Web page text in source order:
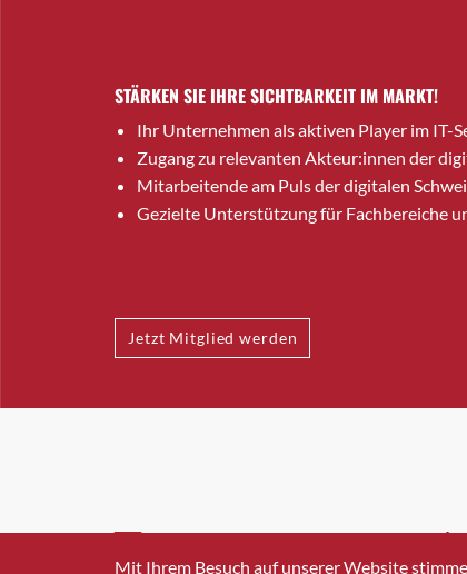
STÄRKEN SIE IHRE SICHTBARKEIT IM MARKT!
Ihr Unternehmen als aktiven Player im IT-
Zugang zu relevanten Akteur:innen der
Mitarbeitende am Puls der digitalen
Gezielte Unterstützung für Fachbereiche
Jetzt Mitglied werden
INFO@SWISSICT.CH
Mit Ihrem Besuch auf unserer Website